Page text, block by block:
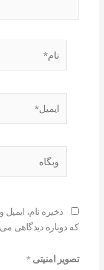
ذخیره نام،
که دوباره دیدگاهی
تصویر امنیتی*